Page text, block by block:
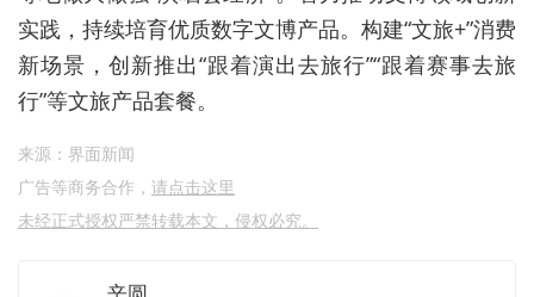
实践，持续培育优质数字文博产品。构建“文旅+”消费
新场景，创新推出“跟着演出去旅行”“跟着赛事去旅
行”等文旅产品套餐。
来源：界面新闻
广告等商务合作， 请点击这里
未经正式授权严禁转载本文，侵权必究。